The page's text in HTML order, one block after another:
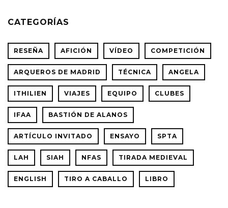
CATEGORÍAS
RESEÑA AFICIÓN VÍDEO COMPETICIÓN
ARQUEROS DE MADRID TÉCNICA ANGELA
ITHILIEN VIAJES EQUIPO CLUBES
IFAA BASTIÓN DE ALANOS
ARTÍCULO INVITADO ENSAYO SPTA
LAH SIAH NFAS TIRADA MEDIEVAL
ENGLISH TIRO A CABALLO LIBRO